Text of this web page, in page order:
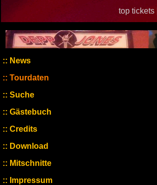
top tickets |
News
Tourdaten
Suche
Gästebuch
Credits
Download
Mitschnitte
Impressum